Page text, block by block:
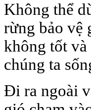
Không thể
rừng bảo vệ
không tốt và
chúng ta
Đi ra ngoài